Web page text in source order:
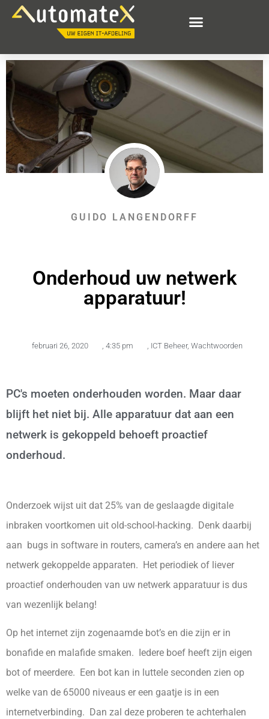
GUIDO LANGENDORFF
Onderhoud uw netwerk
apparatuur!
februari 26, 2020 4:35 pm ICT Beheer, Wachtwoorden
PC's moeten onderhouden worden. Maar daar
blijft het niet bij. Alle apparatuur dat aan een
netwerk is gekoppeld behoeft proactief
onderhoud.
Onderzoek wijst uit dat 25% van de geslaagde digitale
inbraken voortkomen uit old-school-hacking. Denk daarbij
aan bugs in software in routers, camera’s en andere aan het
netwerk gekoppelde apparaten. Het periodiek of liever
proactief onderhouden van uw netwerk apparatuur is dus
van wezenlijk belang!
Op het internet zijn zogenaamde bot’s en die zijn er in
bonafide en malafide smaken. Iedere boef heeft zijn eigen
bot of meerdere. Een bot kan in luttele seconden zien op
welke van de 65000 niveaus er een gaatje is in een
internetverbinding. Dan zal deze proberen te achterhalen